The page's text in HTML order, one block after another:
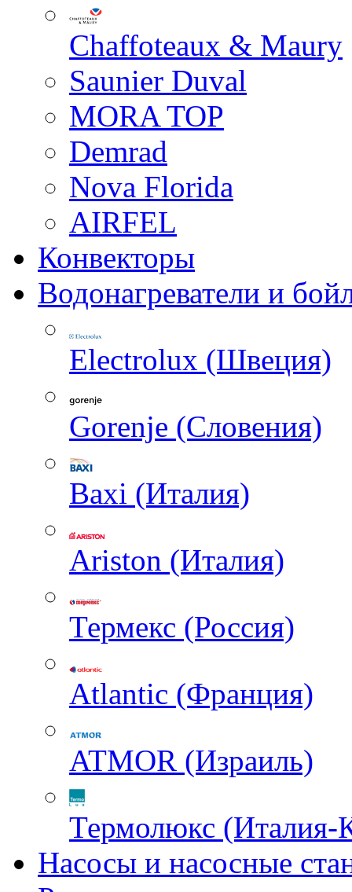
Chaffoteaux & Maury
Saunier Duval
MORA TOP
Demrad
Nova Florida
AIRFEL
Конвекторы
Водонагреватели и
Electrolux (Швеция)
Gorenje (Словения)
Baxi (Италия)
Ariston (Италия)
Термекс (Россия)
Atlantic (Франция)
ATMOR (Израиль)
Термолюкс (Италия-
Насосы и насосные